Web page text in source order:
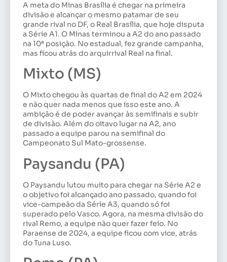
A meta do Minas Brasília é chegar na primeira
divisão e alcançar o mesmo patamar de seu
grande rival no DF, o Real Brasília, que hoje disputa
a Série A1. O Minas terminou a A2 do ano passado
na 10ª posição. No estadual, fez grande campanha,
mas ficou atrás do arquirrival Real na final.
Mixto (MS)
O Mixto chegou às quartas de final do A2 em 2024
e não quer nada menos que isso este ano. A
ambição é de poder avançar às semifinais e subir
de divisão. Além do oitavo lugar na A2, ano
passado a equipe parou na semifinal do
Campeonato Sul Mato-grossense.
Paysandu (PA)
O Paysandu lutou muito para chegar na Série A2 e
o objetivo foi alcançado ano passado, quando foi
vice-campeão da Série A3, quando só foi
superado pelo Vasco. Agora, na mesma divisão do
rival Remo, a equipe não quer fazer feio. No
Paraense de 2024, a equipe ficou com vice, atrás
do Tuna Luso.